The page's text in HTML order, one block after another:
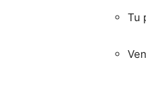
Tu